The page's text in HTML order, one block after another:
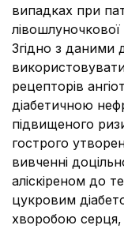
випадках при
лівошлуночкової
Згідно з даними
рецепторів
діабетичною
підвищеного
гострого
вивченні
аліскіреном до
цукровим
хворобою